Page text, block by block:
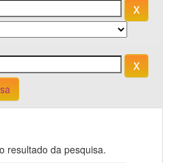
resultado da pesquisa.